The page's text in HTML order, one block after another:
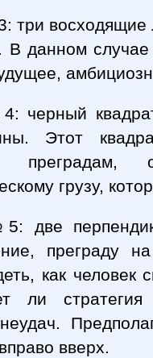
три восходящие
В данном
черный
Этот
преградам,
грузу,
две
преграду
как человек
ли
вверх.